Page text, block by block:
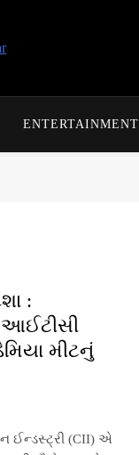
ENTERTAINMENT
:
મીટનું
ઈન્ડસ્ટ્રી (CII) એ